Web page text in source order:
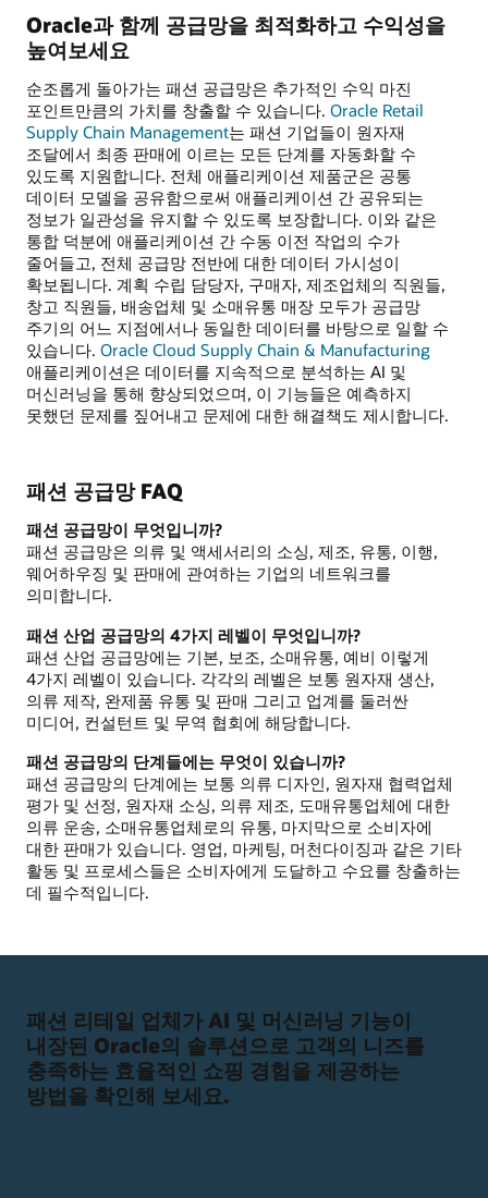
Oracle과 함께 공급망을 최적화하고 수익성을
높여보세요
순조롭게 돌아가는 패션 공급망은 추가적인 수익 마진
포인트만큼의 가치를 창출할 수 있습니다. Oracle Retail
Supply Chain Management는 패션 기업들이 원자재
조달에서 최종 판매에 이르는 모든 단계를 자동화할 수
있도록 지원합니다. 전체 애플리케이션 제품군은 공통
데이터 모델을 공유함으로써 애플리케이션 간 공유되는
정보가 일관성을 유지할 수 있도록 보장합니다. 이와 같은
통합 덕분에 애플리케이션 간 수동 이전 작업의 수가
줄어들고, 전체 공급망 전반에 대한 데이터 가시성이
확보됩니다. 계획 수립 담당자, 구매자, 제조업체의 직원들,
창고 직원들, 배송업체 및 소매유통 매장 모두가 공급망
주기의 어느 지점에서나 동일한 데이터를 바탕으로 일할 수
있습니다. Oracle Cloud Supply Chain & Manufacturing
애플리케이션은 데이터를 지속적으로 분석하는 AI 및
머신러닝을 통해 향상되었으며, 이 기능들은 예측하지
못했던 문제를 짚어내고 문제에 대한 해결책도 제시합니다.
패션 공급망 FAQ
패션 공급망이 무엇입니까?
패션 공급망은 의류 및 액세서리의 소싱, 제조, 유통, 이행,
웨어하우징 및 판매에 관여하는 기업의 네트워크를
의미합니다.
패션 산업 공급망의 4가지 레벨이 무엇입니까?
패션 산업 공급망에는 기본, 보조, 소매유통, 예비 이렇게
4가지 레벨이 있습니다. 각각의 레벨은 보통 원자재 생산,
의류 제작, 완제품 유통 및 판매 그리고 업계를 둘러싼
미디어, 컨설턴트 및 무역 협회에 해당합니다.
패션 공급망의 단계들에는 무엇이 있습니까?
패션 공급망의 단계에는 보통 의류 디자인, 원자재 협력업체
평가 및 선정, 원자재 소싱, 의류 제조, 도매유통업체에 대한
의류 운송, 소매유통업체로의 유통, 마지막으로 소비자에
대한 판매가 있습니다. 영업, 마케팅, 머천다이징과 같은 기타
활동 및 프로세스들은 소비자에게 도달하고 수요를 창출하는
데 필수적입니다.
패션 리테일 업체가 AI 및 머신러닝 기능이
내장된 Oracle의 솔루션으로 고객의 니즈를
충족하는 효율적인 쇼핑 경험을 제공하는
방법을 확인해 보세요.